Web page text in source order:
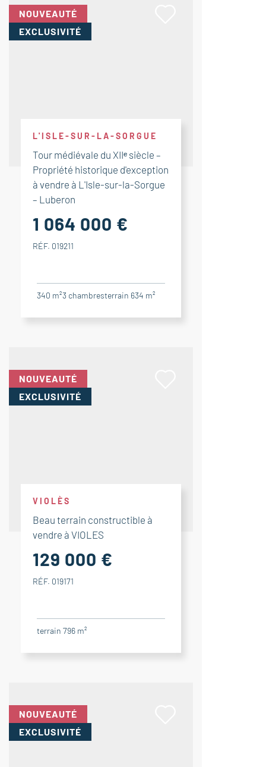
NOUVEAUTÉ
EXCLUSIVITÉ
L'ISLE-SUR-LA-SORGUE
Tour médiévale du XIIᵉ siècle –
Propriété historique d'exception
à vendre à L'Isle-sur-la-Sorgue
– Luberon
1 064 000 €
RÉF. 019211
340 m²3 chambresterrain 634 m²
NOUVEAUTÉ
EXCLUSIVITÉ
VIOLÈS
Beau terrain constructible à
vendre à VIOLES
129 000 €
RÉF. 019171
terrain 796 m²
NOUVEAUTÉ
EXCLUSIVITÉ